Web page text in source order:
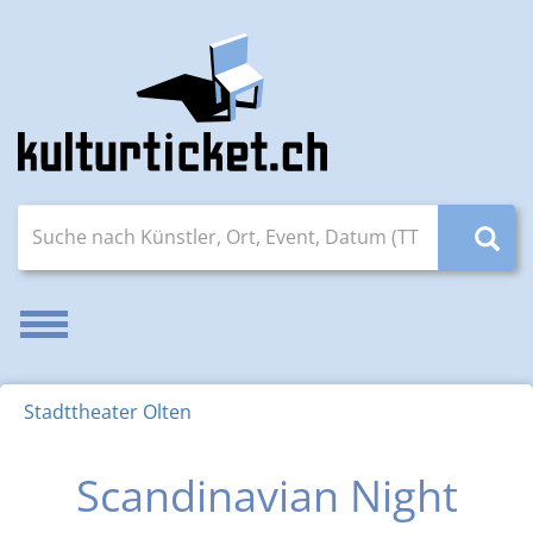
Navigation aktivieren/deaktivieren
Stadttheater Olten
Scandinavian Night